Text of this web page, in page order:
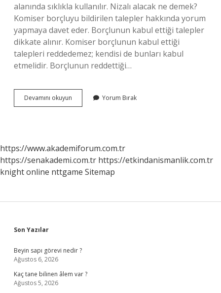
alanında sıklıkla kullanılır. Nizalı alacak ne demek?
Komiser borçluyu bildirilen talepler hakkında yorum
yapmaya davet eder. Borçlunun kabul ettiği talepler
dikkate alınır. Komiser borçlunun kabul ettiği
talepleri reddedemez; kendisi de bunları kabul
etmelidir. Borçlunun reddettiği…
Devamını okuyun
Ne
Yorum Bırak
https://www.akademiforum.com.tr
https://senakademi.com.tr https://etkindanismanlik.com.tr
knight online nttgame Sitemap
Sidebar
Son Yazılar
Beyin sapı görevi nedir ?
Ağustos 6, 2026
Kaç tane bilinen âlem var ?
Ağustos 5, 2026